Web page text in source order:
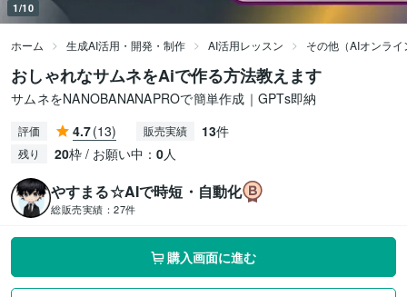
1/10
ホーム 生成AI活用・開発・制作 AI活用レッスン その他（AIオンラ
おしゃれなサムネをAiで作る方法教えます
サムネをNANOBANANAPROで簡単作成｜GPTs即納
評価 4.7(13) 販売実績 13件
残り 20枠 / お願い中： 0人
やすまる☆AIで時短・自動化
総販売実績： 27件
購入画面に進む